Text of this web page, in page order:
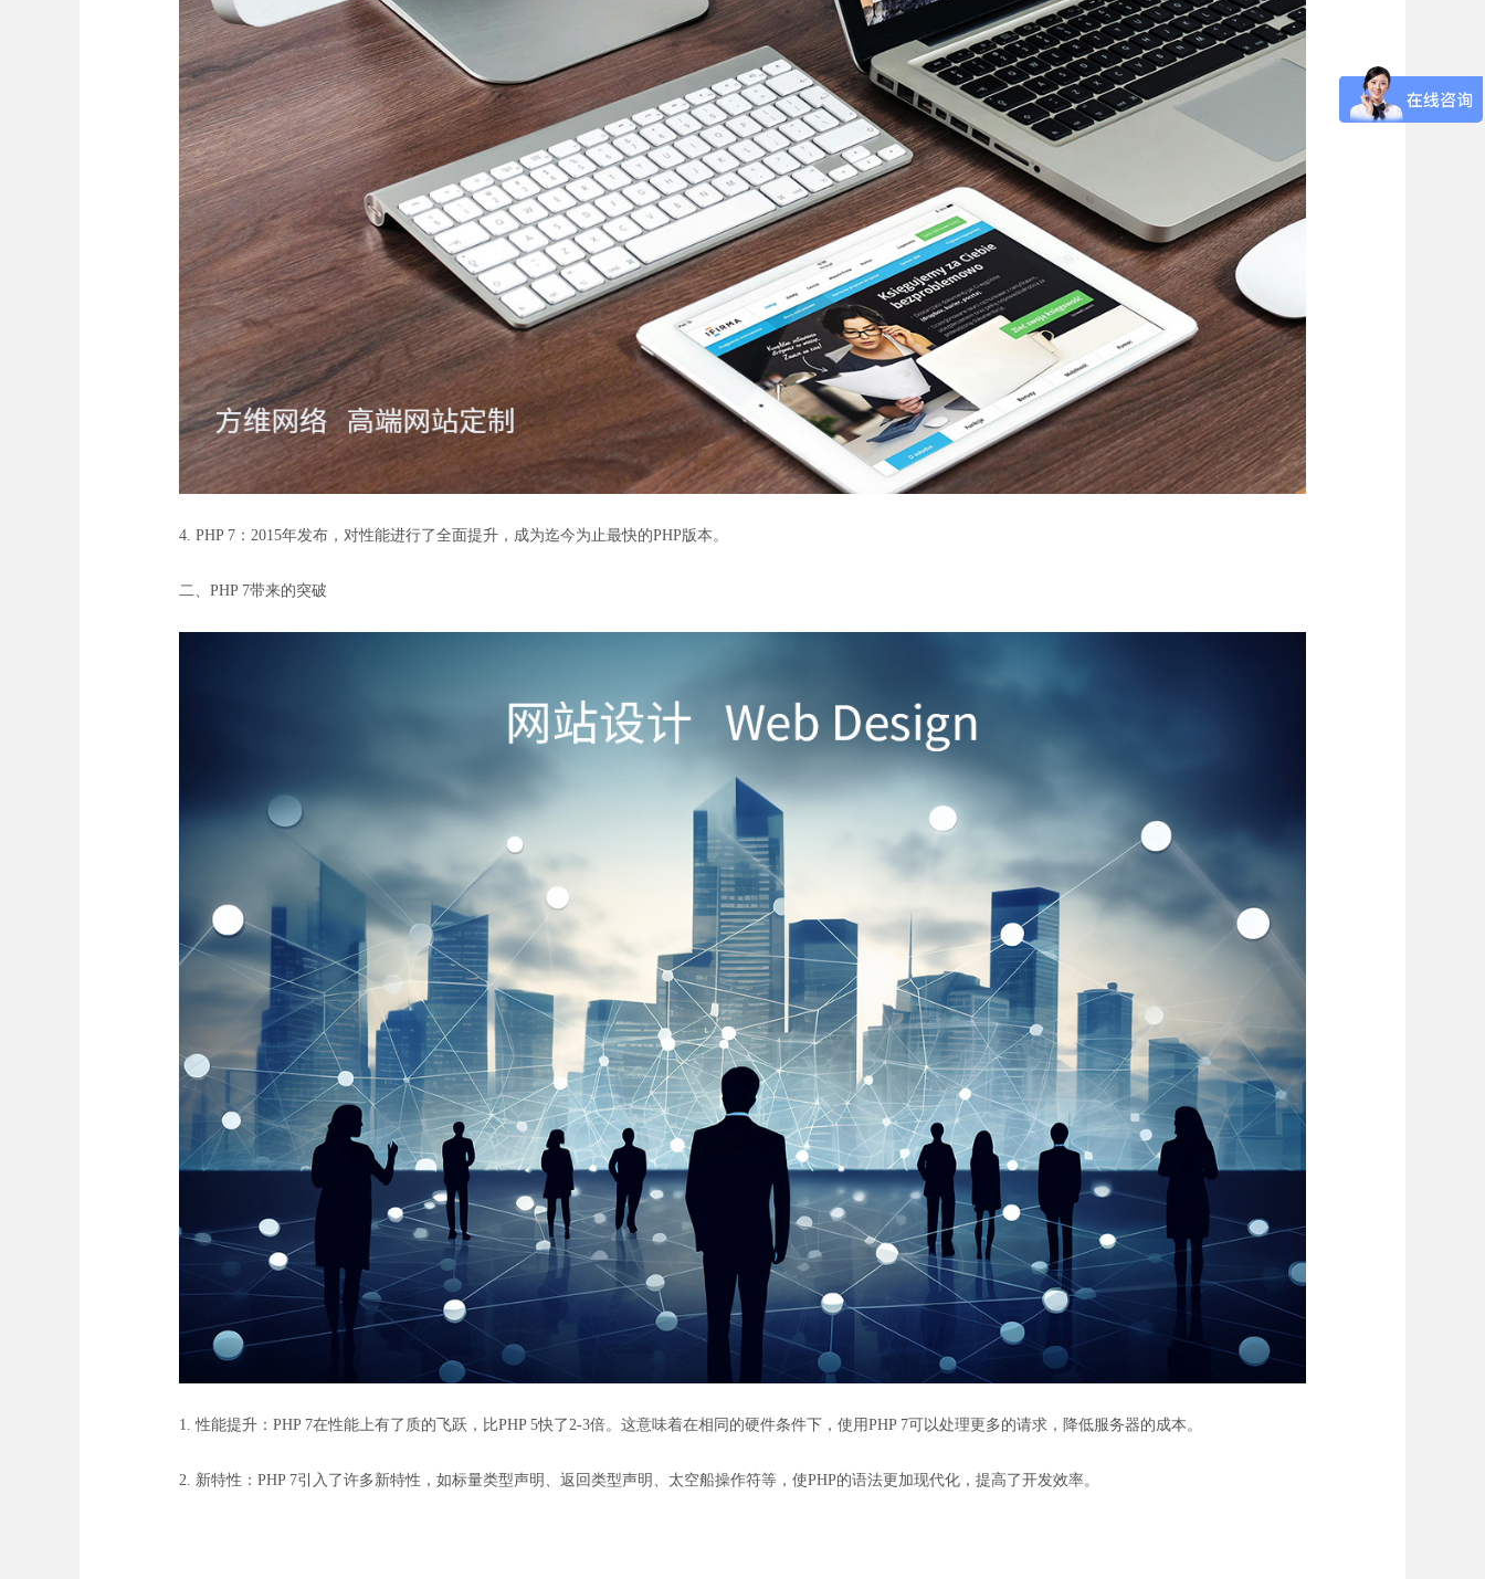
4. PHP 7：2015年发布，对性能进行了全面提升，成为迄今为止最快的PHP版本。
二、PHP 7带来的突破
1. 性能提升：PHP 7在性能上有了质的飞跃，比PHP 5快了2-3倍。这意味着在相同的硬件条件下，使用PHP 7可以处理更多的请求，降低服务器的成本。
2. 新特性：PHP 7引入了许多新特性，如标量类型声明、返回类型声明、太空船操作符等，使PHP的语法更加现代化，提高了开发效率。